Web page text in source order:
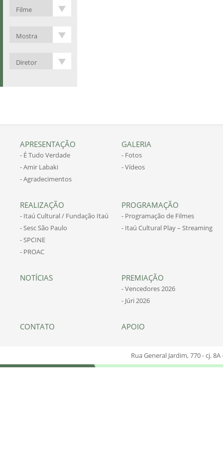
APRESENTAÇÃO
- É Tudo Verdade
- Amir Labaki
- Agradecimentos
GALERIA
- Fotos
- Vídeos
REALIZAÇÃO
- Itaú Cultural / Fundação Itaú
- Sesc São Paulo
- SPCINE
- PROAC
PROGRAMAÇÃO
- Programação de Filmes
- Itaú Cultural Play – Streaming
NOTÍCIAS PREMIAÇÃO
- Vencedores 2026
- Júri 2026
CONTATO APOIO
Rua General Jardim, 770 - cj.